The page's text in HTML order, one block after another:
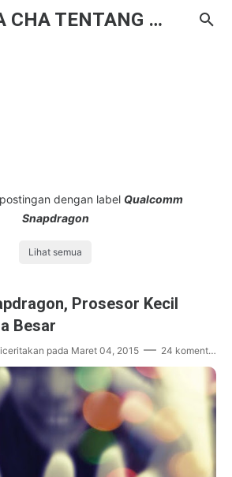
CERITA CHA TENTANG HAL BIASA
dengan label Qualcomm
Snapdragon
Lihat semua
Prosesor Kecil
Besar
pada Maret 04, 2015 24 komentar